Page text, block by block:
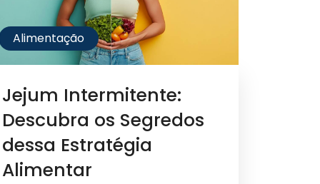
Alimentação
Jejum Intermitente:
Descubra os Segredos
dessa Estratégia
Alimentar